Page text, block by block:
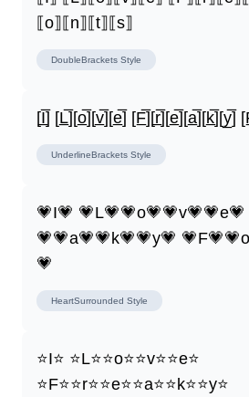
⟦o⟧⟦n⟧⟦t⟧⟦s⟧
DoubleBrackets Style
[I̲̅] [L̲̅][o̲̅][v̲̅][e̲̅] [F̲̅][r̲̅][e̲̅][a̲̅][k̲̅][y̲̅]
UnderlineBrackets Style
💗I💗
💗💗a💗💗k💗💗y💗
💗
HeartSurrounded Style
⭐I⭐ ⭐L⭐⭐o⭐⭐v⭐⭐e⭐
⭐F⭐⭐r⭐⭐e⭐⭐a⭐⭐k⭐⭐y⭐